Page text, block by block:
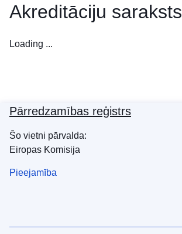
Akreditāciju saraksts
Loading ...
Pārredzamības reģistrs
Šo vietni pārvalda:
Eiropas Komisija
Pieejamība